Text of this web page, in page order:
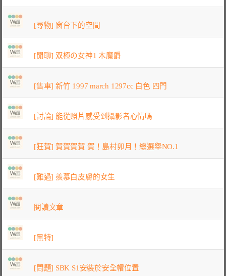
[尋物] 窗台下的空間
[閒聊] 双極の女神1 木魔爵
[售車] 新竹 1997 march 1297cc 白色 四門
[討論] 能從照片感受到攝影者心情嗎
[狂賀] 賀賀賀賀 賀！島村卯月！總選舉NO.1
[難過] 羨慕白皮膚的女生
閱讀文章
[黑特]
[問題] SBK S1安裝於安全帽位置